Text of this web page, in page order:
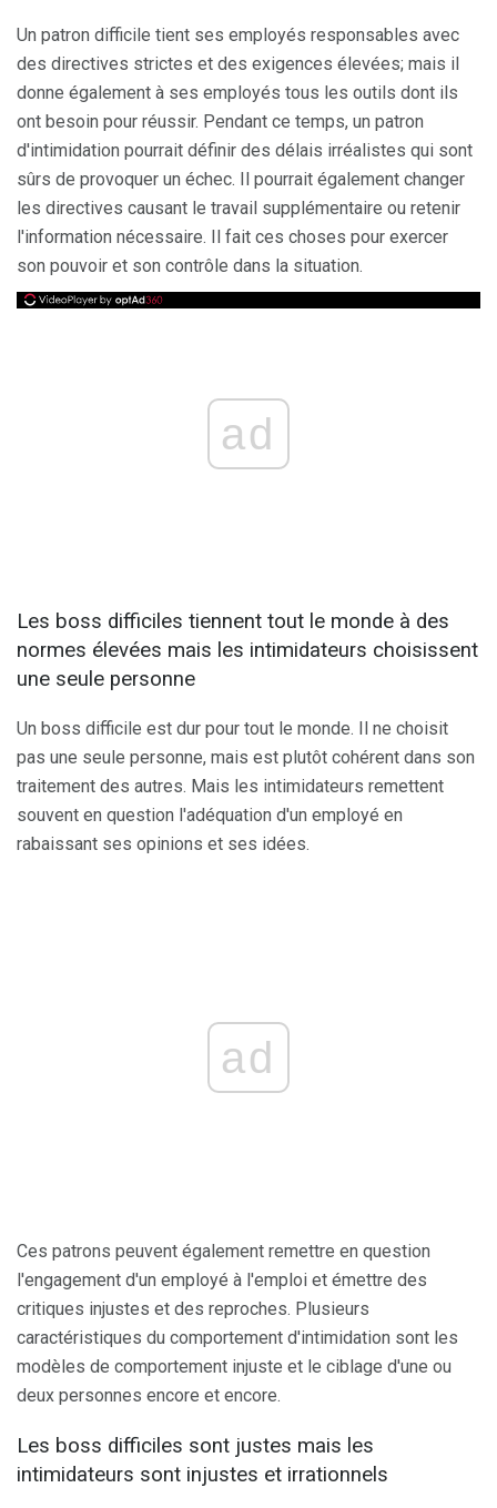
Un patron difficile tient ses employés responsables avec
des directives strictes et des exigences élevées; mais il
donne également à ses employés tous les outils dont ils
ont besoin pour réussir. Pendant ce temps, un patron
d'intimidation pourrait définir des délais irréalistes qui sont
sûrs de provoquer un échec. Il pourrait également changer
les directives causant le travail supplémentaire ou retenir
l'information nécessaire. Il fait ces choses pour exercer
son pouvoir et son contrôle dans la situation.
ad
Les boss difficiles tiennent tout le monde à des
normes élevées mais les intimidateurs choisissent
une seule personne
Un boss difficile est dur pour tout le monde. Il ne choisit
pas une seule personne, mais est plutôt cohérent dans son
traitement des autres. Mais les intimidateurs remettent
souvent en question l'adéquation d'un employé en
rabaissant ses opinions et ses idées.
ad
Ces patrons peuvent également remettre en question
l'engagement d'un employé à l'emploi et émettre des
critiques injustes et des reproches. Plusieurs
caractéristiques du comportement d'intimidation sont les
modèles de comportement injuste et le ciblage d'une ou
deux personnes encore et encore.
Les boss difficiles sont justes mais les
intimidateurs sont injustes et irrationnels